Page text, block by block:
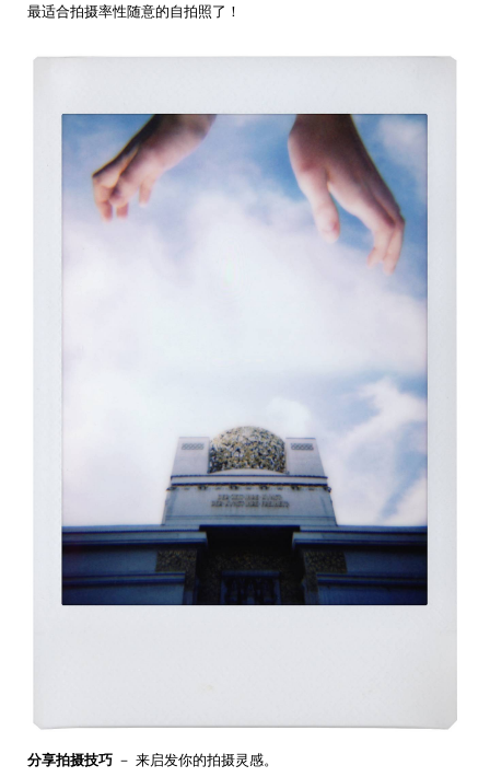
最适合拍摄率性随意的自拍照了！
分享拍摄技巧 － 来启发你的拍摄灵感。